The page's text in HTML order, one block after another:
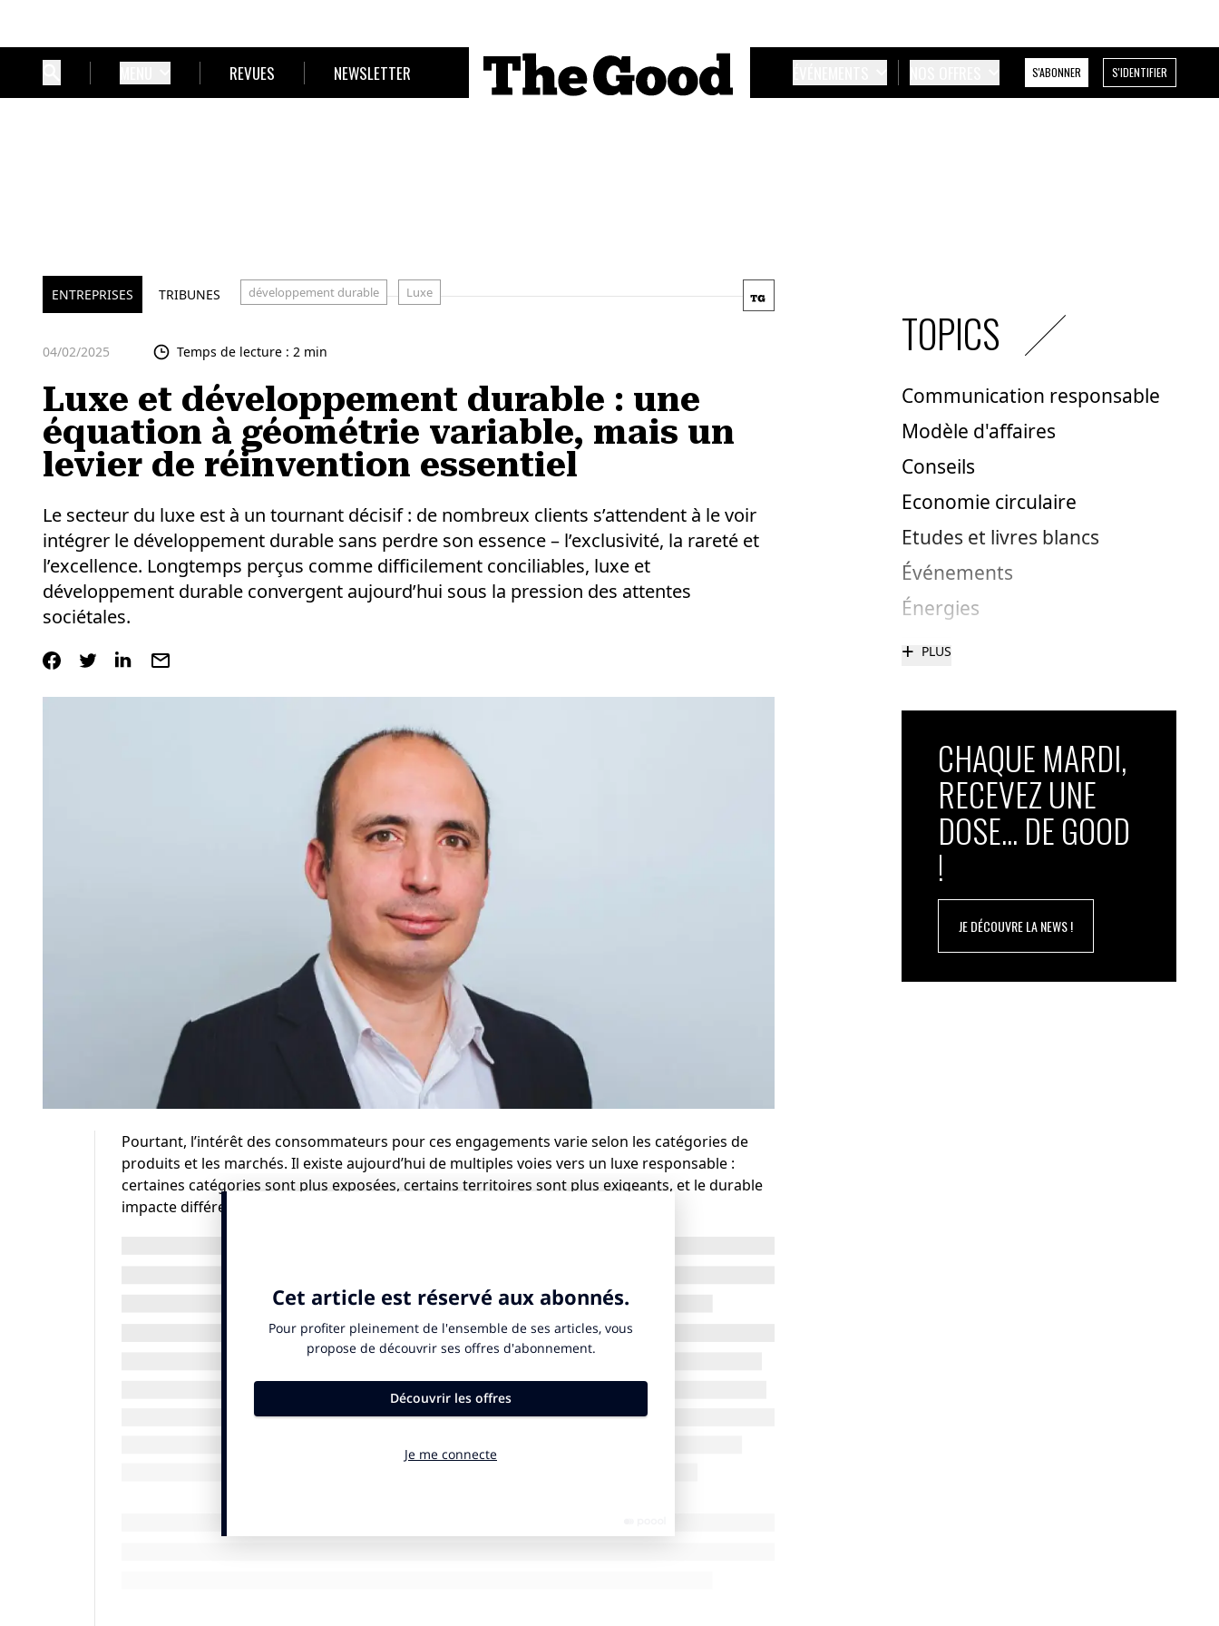
REVUES NEWSLETTER S'ABONNER S'IDENTIFIER
ENTREPRISES TRIBUNES développement durable Luxe
04/02/2025 Temps de lecture : 2 min
Luxe et développement durable : une
équation à géométrie variable, mais un
levier de réinvention essentiel
Le secteur du luxe est à un tournant décisif : de nombreux clients s’attendent à le voir
intégrer le développement durable sans perdre son essence – l’exclusivité, la rareté et
l’excellence. Longtemps perçus comme difficilement conciliables, luxe et
développement durable convergent aujourd’hui sous la pression des attentes
sociétales.
Pourtant, l’intérêt des consommateurs pour ces engagements varie selon les catégories de
produits et les marchés. Il existe aujourd’hui de multiples voies vers un luxe responsable :
certaines catégories sont plus exposées, certains territoires sont plus exigeants, et le durable
impacte différemment la désirabilité des marques.
En mettant l’accent sur l’artisanat, la rareté et la personnalisation, le développement durable
rejoint en réalité les fondamentaux du luxe.
Des attentes variables selon les catégories
Toutes les catégories du luxe ne sont pas soumises aux mêmes exigences :
Mode et accessoires sont aujourd’hui sous pression. L’essor des matières recyclées, de
Pour la joaillerie et l’horlogerie, l’évolution est plus mesurée. Si l’or éthique et la traçabilité des
TOPICS
Communication responsable
Modèle d'affaires
Conseils
Economie circulaire
Etudes et livres blancs
Événements
Énergies
+ PLUS
CHAQUE MARDI,
RECEVEZ UNE
DOSE... DE GOOD
!
JE DÉCOUVRE LA NEWS !